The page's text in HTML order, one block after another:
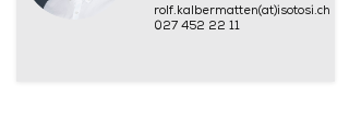
rolf.kalbermatten(at)isotosi.ch
027 452 22 11